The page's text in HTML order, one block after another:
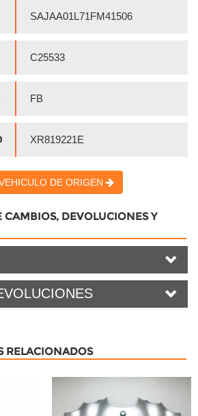
SAJAA01L71FM41506
C25533
FB
XR819221E
DE ORIGEN
CAMBIOS, DEVOLUCIONES Y
RELACIONADOS